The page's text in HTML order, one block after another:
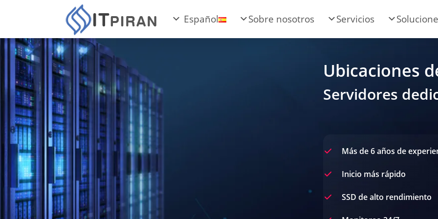
Servicios
Sobre nosotros
Español
Ubicaciones
Servidores
Más de 6 años de
Inicio más rápido
SSD de alto rendimiento